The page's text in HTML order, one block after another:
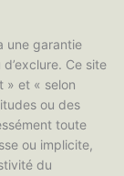
une garantie
Ce site
» et « selon
ou des
toute
ou implicite,
du